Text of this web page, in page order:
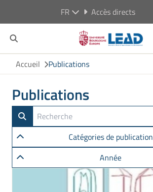
FR Accès directs
Accueil Publications
Publications
Catégories de publication
Année